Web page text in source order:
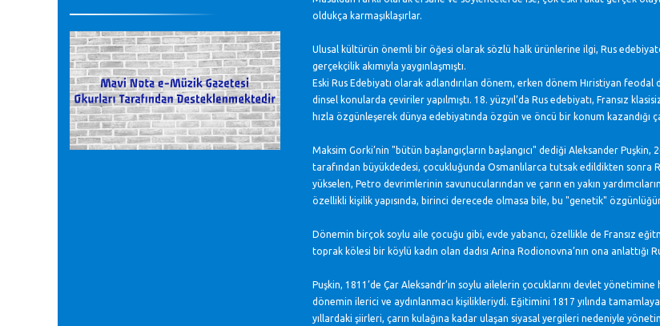
oldukça karmaşıklaşırlar.
Ulusal kültürün önemli bir öğesi olarak sözlü halk ürünlerine ilgi, Rus
gerçekçilik akımıyla yaygınlaşmıştı.
Eski Rus Edebiyatı olarak adlandırılan dönem, erken dönem Hıristiyan
dinsel konularda çeviriler yapılmıştı. 18. yüzyıl’da Rus edebiyatı, Fransız
hızla özgünleşerek dünya edebiyatında özgün ve öncü bir konum kazandığı
Maksim Gorki’nin "bütün başlangıçların başlangıcı" dediği Aleksander
tarafından büyükdedesi, çocukluğunda Osmanlılarca tutsak edildikten sonra
yükselen, Petro devrimlerinin savunucularından ve çarın en yakın
özellikli kişilik yapısında, birinci derecede olmasa bile, bu "genetik"
Dönemin birçok soylu aile çocuğu gibi, evde yabancı, özellikle de Fransız
toprak kölesi bir köylü kadın olan dadısı Arina Rodionovna’nın ona anlattığı
Puşkin, 1811’de Çar Aleksandr’ın soylu ailelerin çocuklarını devlet
dönemin ilerici ve aydınlanmacı kişilikleriydi. Eğitimini 1817 yılında
yıllardaki şiirleri, çarın kulağına kadar ulaşan siyasal yergileri nedeniyle